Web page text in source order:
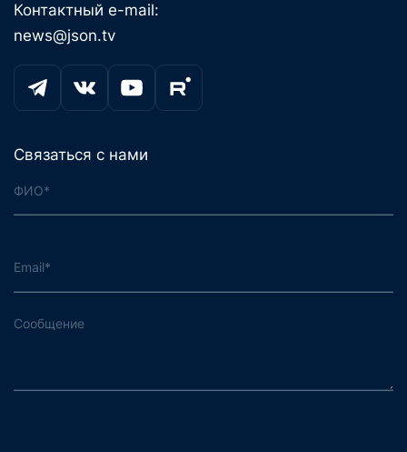
Контактный e-mail:
news@json.tv
Связаться с нами